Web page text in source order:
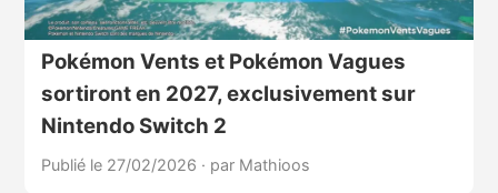
Pokémon Vents et Pokémon Vagues
sortiront en 2027, exclusivement sur
Nintendo Switch 2
Publié le 27/02/2026 · par Mathioos